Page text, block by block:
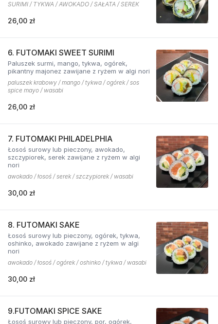
SURIMI / TYKWA / AWOKADO / SAŁATA / SEREK
26,00 zł
6. FUTOMAKI SWEET SURIMI
Paluszek surmi, mango, tykwa, ogórek,
pikantny majonez zawijane z ryżem w algi nori
paluszek krabowy / mango / tykwa / ogórek / sos
spice mayo / wasabi
26,00 zł
7. FUTOMAKI PHILADELPHIA
Łosoś surowy lub pieczony, awokado,
szczypiorek, serek zawijane z ryżem w algi
nori
awokado / łosoś / serek / szczypiorek / wasabi
30,00 zł
8. FUTOMAKI SAKE
Łosoś surowy lub pieczony, ogórek, tykwa,
oshinko, awokado zawijane z ryżem w algi
nori
awokado / łosoś / ogórek / oshinko / tykwa / wasabi
30,00 zł
9.FUTOMAKI SPICE SAKE
Łosoś surowy lub pieczony, por, ogórek,